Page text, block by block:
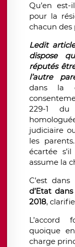
Qu’en
pour la
chacun des
Ledit
dispose
réputés
l’autre
dans la
229-1
judiciaire
les
écartée
assume la
C’est
d’Etat
2018,
L’accord
quoique
charge